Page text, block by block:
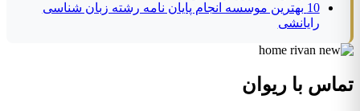
10 بهترین موسسه انجام پایان نامه رشته زبان شناسی
رایانشی
تماس با ریوان